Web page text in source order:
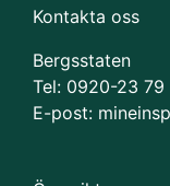
Kontakta oss
Bergsstaten
Tel: 0920-23 79
E-post: